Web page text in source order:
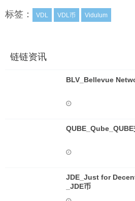
标签： VDL VDL币 Vidulum
链链资讯
BLV_Bellevue
JDE_Just for
_JDE币